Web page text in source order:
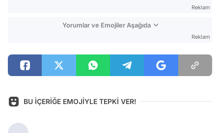
Reklam
Yorumlar ve Emojiler Aşağıda
Reklam
BU İÇERİĞE EMOJİYLE TEPKİ VER!